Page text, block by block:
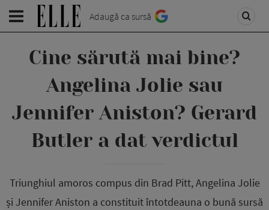
Adaugă ca sursă
Cine sărută mai bine?
Angelina Jolie sau
Jennifer Aniston? Gerard
Butler a dat verdictul
Triunghiul amoros compus din Brad Pitt, Angelina Jolie
și Jennifer Aniston a constituit întotdeauna o bună sursă